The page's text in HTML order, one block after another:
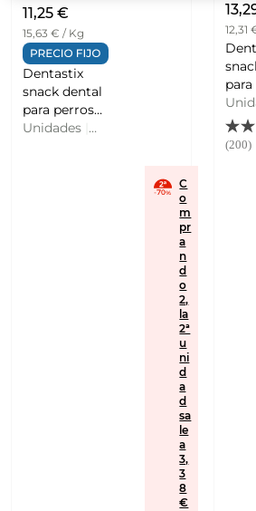
11,25 €
15,63 € / Kg
Dentastix
snack dental
para perros
de tamaño
Unidades
C
o
m
pr
a
n
d
o
2,
la
2ª
u
ni
d
a
d
sa
le
a
3,
3
8
€
12,31
de
38,5
(200)